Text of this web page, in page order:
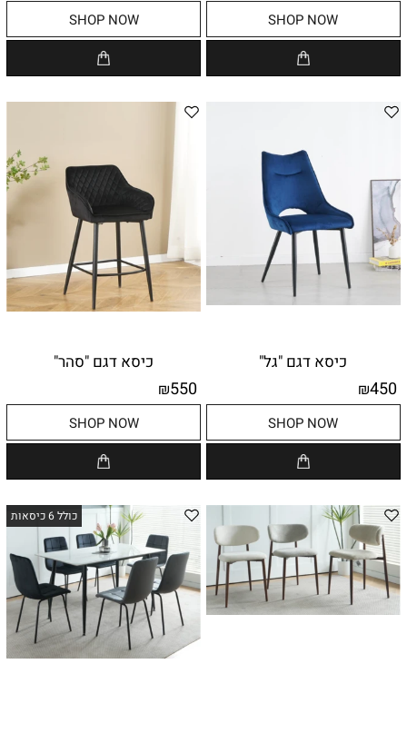
SHOP NOW
SHOP NOW
כיסא דגם "גל"
₪450
SHOP NOW
כיסא דגם "סהר"
₪550
SHOP NOW
כולל 6 כיסאות